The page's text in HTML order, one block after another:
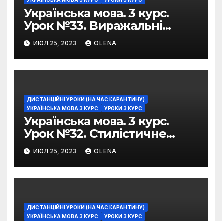
Українська мова. 3 курс.
Урок №33. Виражальні
можливості фразеологізмів
ИЮЛ 25, 2023 OLENA
ДИСТАНЦІЙНІ УРОКИ (НА ЧАС КАРАНТИНУ)
УКРАЇНСЬКА МОВА 3 КУРС
УРОКИ 3 КУРС
Українська мова. 3 курс.
Урок №32. Стилістичне
забарвлення
фразеологізмів
ИЮЛ 25, 2023 OLENA
ДИСТАНЦІЙНІ УРОКИ (НА ЧАС КАРАНТИНУ)
УКРАЇНСЬКА МОВА 3 КУРС
УРОКИ 3 КУРС